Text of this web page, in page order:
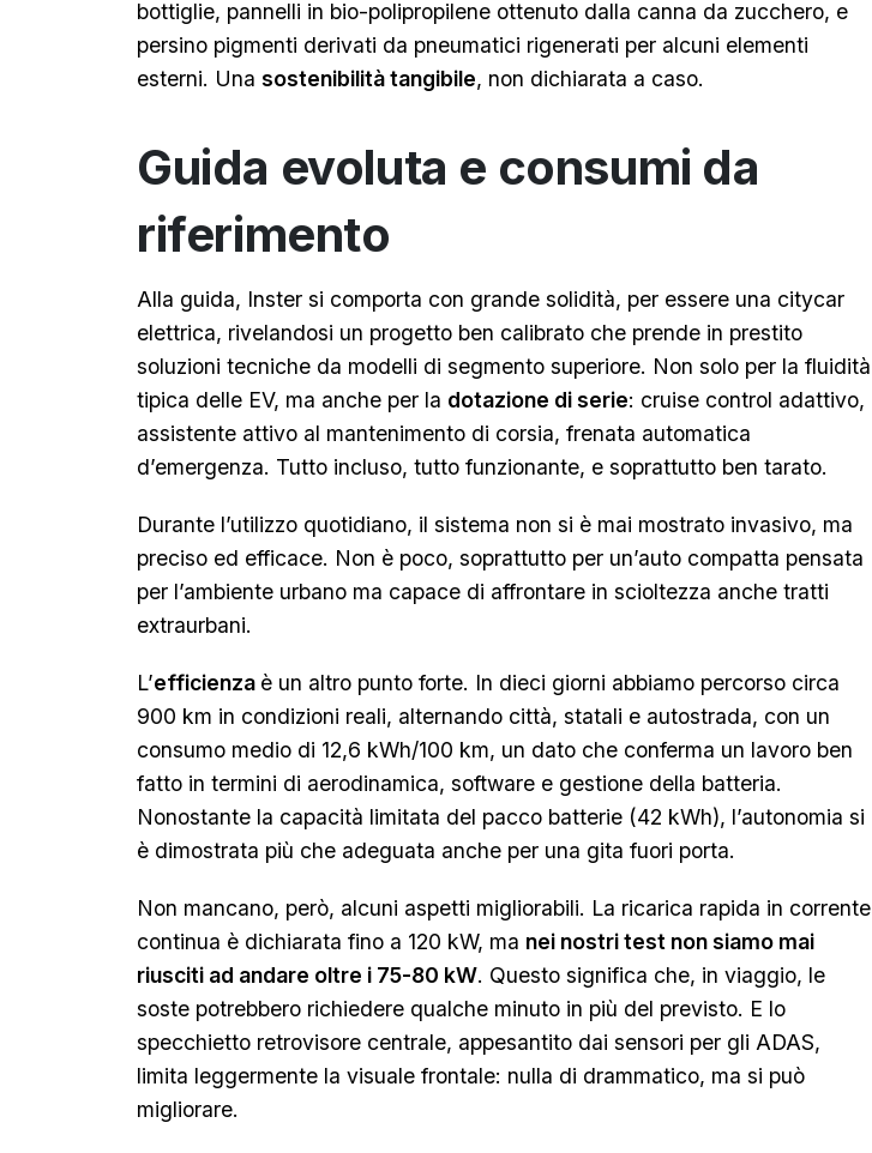
bottiglie, pannelli in bio-polipropilene ottenuto dalla canna da zucchero, e
persino pigmenti derivati da pneumatici rigenerati per alcuni elementi
esterni. Una sostenibilità tangibile, non dichiarata a caso.
Guida evoluta e consumi da
riferimento
Alla guida, Inster si comporta con grande solidità, per essere una citycar
elettrica, rivelandosi un progetto ben calibrato che prende in prestito
soluzioni tecniche da modelli di segmento superiore. Non solo per la fluidità
tipica delle EV, ma anche per la dotazione di serie: cruise control adattivo,
assistente attivo al mantenimento di corsia, frenata automatica
d’emergenza. Tutto incluso, tutto funzionante, e soprattutto ben tarato.
Durante l’utilizzo quotidiano, il sistema non si è mai mostrato invasivo, ma
preciso ed efficace. Non è poco, soprattutto per un’auto compatta pensata
per l’ambiente urbano ma capace di affrontare in scioltezza anche tratti
extraurbani.
L’efficienza è un altro punto forte. In dieci giorni abbiamo percorso circa
900 km in condizioni reali, alternando città, statali e autostrada, con un
consumo medio di 12,6 kWh/100 km, un dato che conferma un lavoro ben
fatto in termini di aerodinamica, software e gestione della batteria.
Nonostante la capacità limitata del pacco batterie (42 kWh), l’autonomia si
è dimostrata più che adeguata anche per una gita fuori porta.
Non mancano, però, alcuni aspetti migliorabili. La ricarica rapida in corrente
continua è dichiarata fino a 120 kW, ma nei nostri test non siamo mai
riusciti ad andare oltre i 75-80 kW. Questo significa che, in viaggio, le
soste potrebbero richiedere qualche minuto in più del previsto. E lo
specchietto retrovisore centrale, appesantito dai sensori per gli ADAS,
limita leggermente la visuale frontale: nulla di drammatico, ma si può
migliorare.